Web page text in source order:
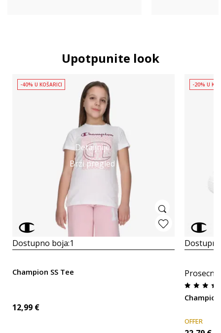
Upotpunite look
Detaljnije
Brzi pregled
-40% U KOŠARICI
Dostupno boja:1
Champion SS Tee
12,99 €
-20% U
OFFER